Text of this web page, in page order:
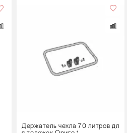
Держатель чехла 70 литров дл